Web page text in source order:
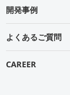
開発事例
よくあるご質問
CAREER